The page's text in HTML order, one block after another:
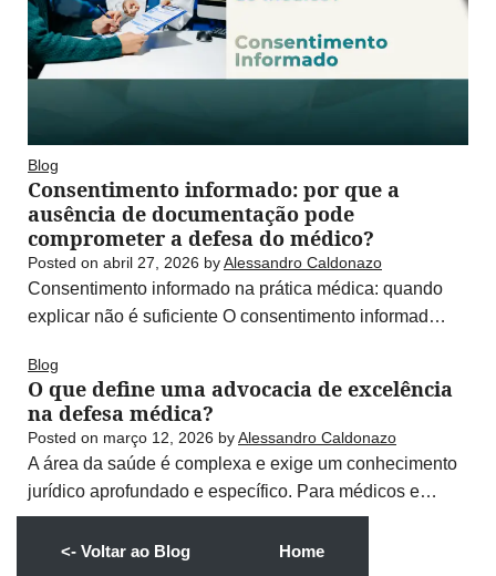
Blog
Consentimento informado: por que a
ausência de documentação pode
comprometer a defesa do médico?
Posted on abril 27, 2026 byAlessandro Caldonazo
Consentimento informado na prática médica: quando
explicar não é suficiente O consentimento informad…
Blog
O que define uma advocacia de excelência
na defesa médica?
Posted on março 12, 2026 byAlessandro Caldonazo
A área da saúde é complexa e exige um conhecimento
jurídico aprofundado e específico. Para médicos e…
<- Voltar ao Blog Home